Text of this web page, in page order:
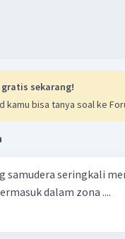
sekarang!
kamu bisa tanya soal ke
samudera seringkali
dalam zona ....